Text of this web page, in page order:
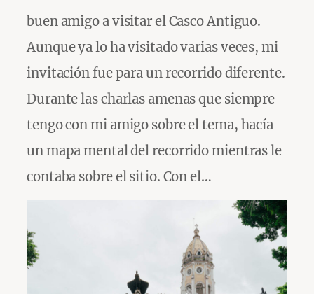
buen amigo a visitar el Casco Antiguo.
Aunque ya lo ha visitado varias veces, mi
invitación fue para un recorrido diferente.
Durante las charlas amenas que siempre
tengo con mi amigo sobre el tema, hacía
un mapa mental del recorrido mientras le
contaba sobre el sitio. Con el…